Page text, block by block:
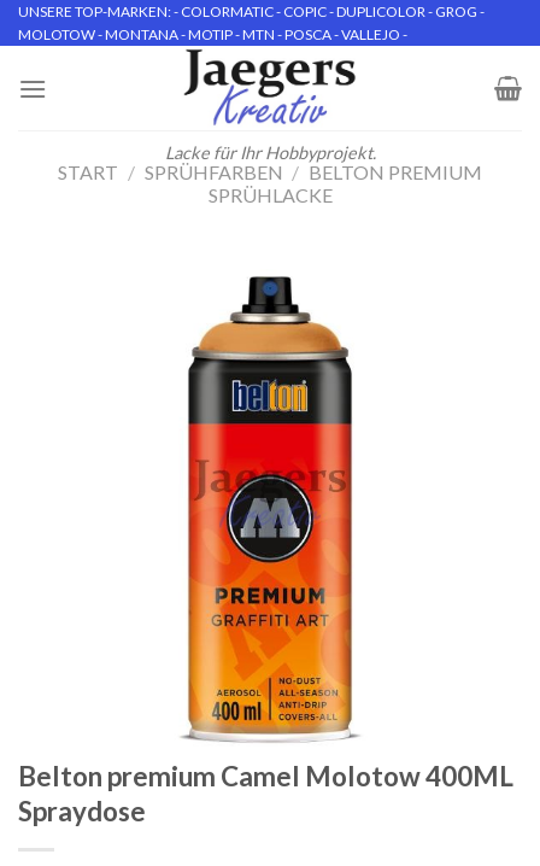
Skip
to
UNSERE TOP-MARKEN: - COLORMATIC - COPIC - DUPLICOLOR - GROG -
MOLOTOW - MONTANA - MOTIP - MTN - POSCA - VALLEJO -
Lacke für Ihr Hobbyprojekt.
START / SPRÜHFARBEN / BELTON PREMIUM
SPRÜHLACKE
Belton premium Camel Molotow 400ML
Spraydose